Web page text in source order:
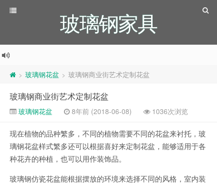
玻璃钢家具
> 玻璃钢花盆 > 玻璃钢商业街艺术定制花盆
玻璃钢商业街艺术定制花盆
玻璃钢花盆 8年前 (2018-06-08) 1036次浏览
现在植物的品种繁多，不同的植物需要不同的花盆来衬托，玻
璃钢花盆样式繁多还可以根据喜好来定制花盆，能够适用于各
种花卉的种植，也可以用作装饰品。
玻璃钢仿瓷花盆能根据摆放的环境来选择不同的风格，室内装